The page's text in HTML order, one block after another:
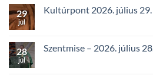
29
júl
Kultúrpont 2026. július 29.
28
júl
Szentmise – 2026. július 28.